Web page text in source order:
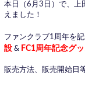
本日（6月3日）で、上
えました！
ファンクラブ1周年を記
設 & FC1周年記念グ
販売方法、販売開始日